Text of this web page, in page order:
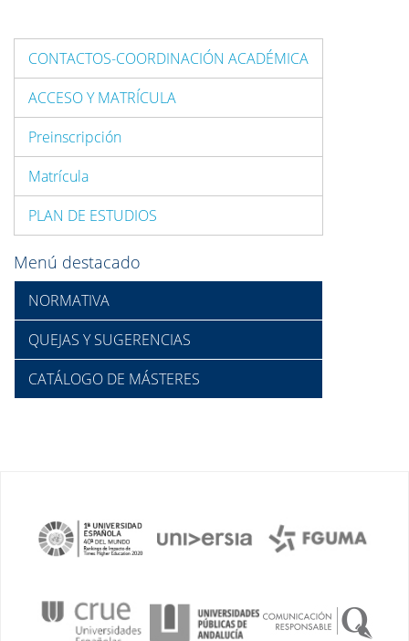
CONTACTOS-COORDINACIÓN ACADÉMICA
ACCESO Y MATRÍCULA
Preinscripción
Matrícula
PLAN DE ESTUDIOS
Menú destacado
NORMATIVA
QUEJAS Y SUGERENCIAS
CATÁLOGO DE MÁSTERES